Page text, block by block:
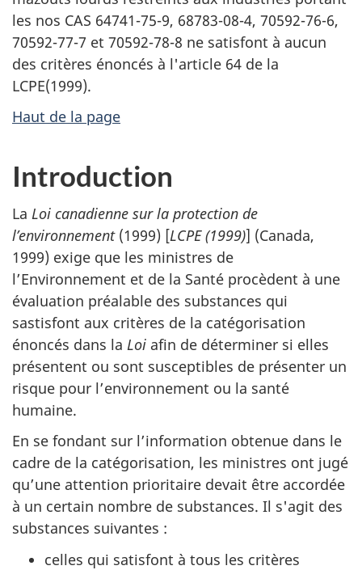
les nos CAS 64741-75-9, 68783-08-4, 70592-76-6,
70592-77-7 et 70592-78-8 ne satisfont à aucun
des critères énoncés à l'article 64 de la
LCPE(1999).
Haut de la page
Introduction
La Loi canadienne sur la protection de
l’environnement(1999) [LCPE (1999)] (Canada,
1999) exige que les ministres de
l’Environnement et de la Santé procèdent à une
évaluation préalable des substances qui
sastisfont aux critères de la catégorisation
énoncés dans la Loi afin de déterminer si elles
présentent ou sont susceptibles de présenter un
risque pour l’environnement ou la santé
humaine.
En se fondant sur l’information obtenue dans le
cadre de la catégorisation, les ministres ont jugé
qu’une attention prioritaire devait être accordée
à un certain nombre de substances. Il s'agit des
substances suivantes :
celles qui satisfont à tous les critères